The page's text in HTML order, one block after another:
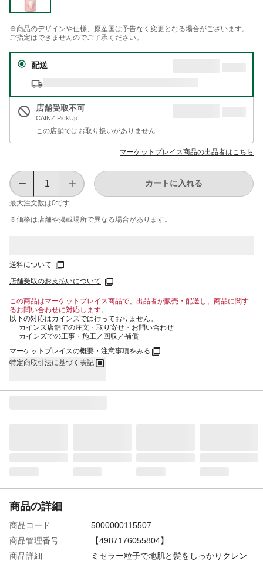
※商品のデザインや仕様、原産国は予告なく変更となる場合がございます。
ご指定はできませんのでご了承ください。
配送
店舗受取不可
CAINZ PickUp
この店舗ではお取り扱いがありません
マーケットプレイス商品の出品者はこちら
最大注文数は0です
カートに入れる
※価格は​店舗や​掲載場所で​異なる​場合が​あります。
送料について
店舗受取のお支払いについて
この商品はマーケットプレイス商品で、出品者が販売・配送し、商品に関す
るお問い合わせに対応します。
以下の対応はカインズでは行っておりません。
カインズ店舗での注文・取り寄せ・お問い合わせ
カインズでの工事・施工／回収／補償
マーケットプレイスの概要・注意事項をみる
特定商取引法に基づく表記
商品の詳細
商品コード
5000000115507
商品管理番号
【4987176055804】
商品詳細
ミセラー粒子で地肌と髪をしっかりクレン